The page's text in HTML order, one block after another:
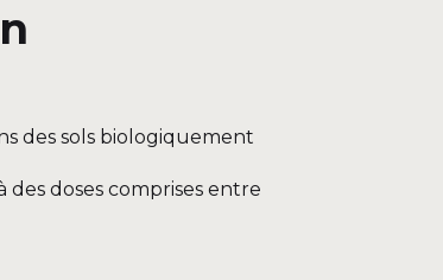
des sols biologiquement
doses comprises entre